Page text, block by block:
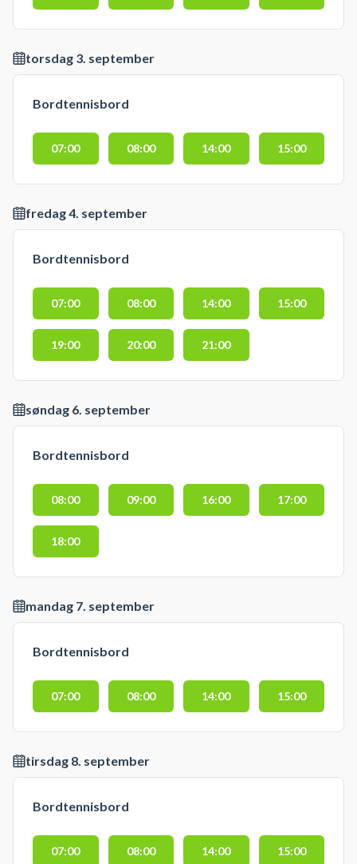
torsdag 3. september
Bordtennisbord
07:00 08:00 14:00 15:00
fredag 4. september
Bordtennisbord
07:00 08:00 14:00 15:00
19:00 20:00 21:00
søndag 6. september
Bordtennisbord
08:00 09:00 16:00 17:00
18:00
mandag 7. september
Bordtennisbord
07:00 08:00 14:00 15:00
tirsdag 8. september
Bordtennisbord
07:00 08:00 14:00 15:00